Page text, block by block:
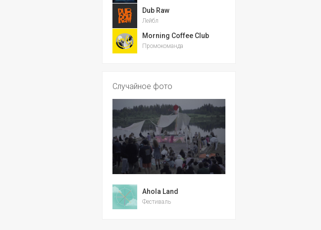
Dub Raw
Лейбл
Morning Coffee Club
Промокоманда
Случайное фото
Ahola Land
Фестиваль